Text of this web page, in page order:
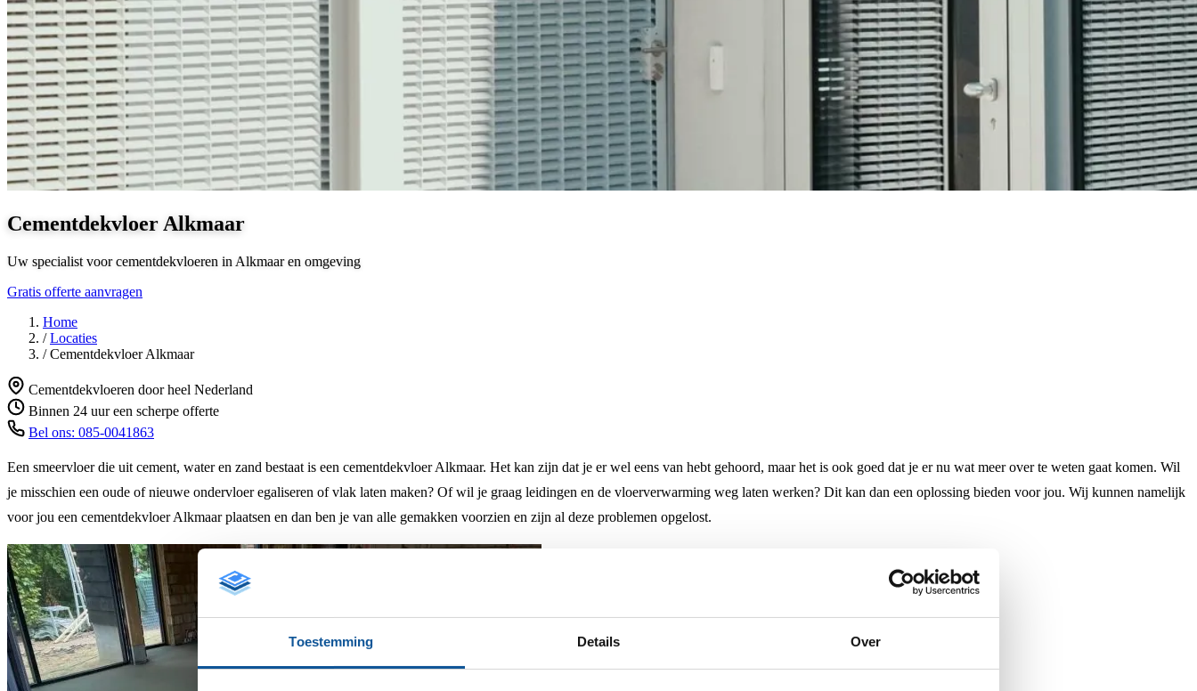
Toestemming Details Over
Cementdekvloer Alkmaar
Uw specialist voor cementdekvloeren in Alkmaar en omgeving
Gratis offerte aanvragen
Home
/ Locaties
/ Cementdekvloer Alkmaar
Cementdekvloeren door heel Nederland
Binnen 24 uur een scherpe offerte
Bel ons: 085-0041863
Een smeervloer die uit cement, water en zand bestaat is een cementdekvloer Alkmaar. Het kan zijn dat je er wel eens van hebt gehoord, maar het is ook goed dat je er nu wat meer over te weten gaat komen. Wil
je misschien een oude of nieuwe ondervloer egaliseren of vlak laten maken? Of wil je graag leidingen en de vloerverwarming weg laten werken? Dit kan dan een oplossing bieden voor jou. Wij kunnen namelijk
voor jou een cementdekvloer Alkmaar plaatsen en dan ben je van alle gemakken voorzien en zijn al deze problemen opgelost.